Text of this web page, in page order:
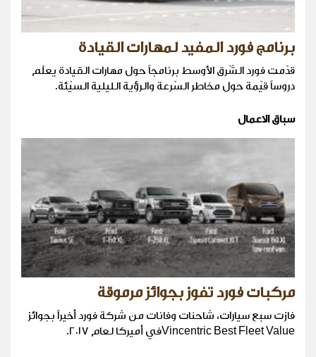
برنامج فورد المفيد لمهارات القيادة
قدّمت فورد الشّرق الأوسط برنامجاً حول مهارات القيادة يعلّم
دروساً قيّمة حول مخاطر السّرعة والرؤية الليلية السيّئة.
سباق الاعمال
مركبات فورد تفوز بجوائز مرموقة
فازت سبع سيارات، شاحنات وفانات من شركة فورد أخيراً بجوائز
Vincentric Best Fleet Valueفي أميركا لعام ٢٠١٧.